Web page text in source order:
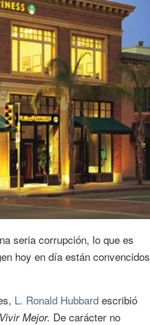
seria corrupción, lo que es
hoy en día están convencidos
L. Ronald Hubbard escribió
Mejor. De carácter no